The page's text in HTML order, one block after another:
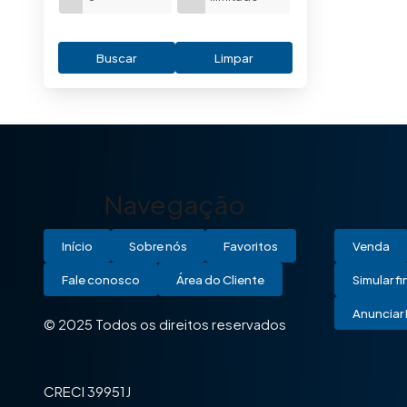
Buscar Limpar
Navegação
Início Sobre nós Favoritos
Fale conosco Área do Cliente
© 2025 Todos os direitos reservados
CRECI 39951J
Venda
Simular
Anunciar